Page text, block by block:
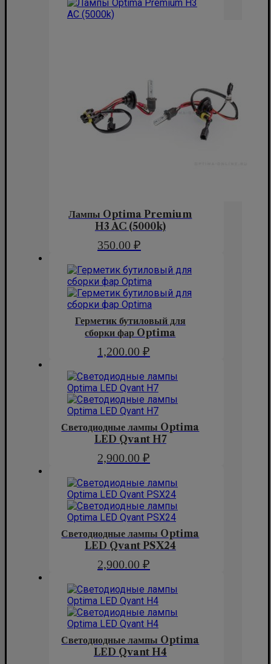
Лампы Optima Premium
H3 AC (5000k)
350.00 ₽
Герметик бутиловый для
сборки фар Optima
1,200.00 ₽
Светодиодные лампы Optima
LED Qvant H7
2,900.00 ₽
Светодиодные лампы Optima
LED Qvant PSX24
2,900.00 ₽
Светодиодные лампы Optima
LED Qvant H4